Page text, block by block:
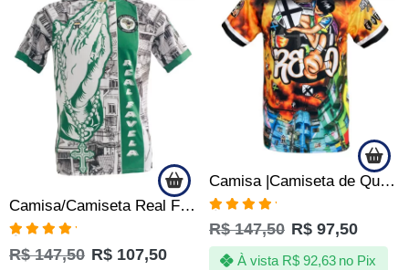
Camisa/Camiseta Real Favela – Comunidade – Periferia
Avaliação
5.00de 5
R$147,50 R$ 107,50
Camisa |Camiseta de Quebrada Pipa Pipeiros Papagaio Arraia Cafifa
Avaliação
5.00de 5
R$147,50 R$ 97,50
À vista R$92,63 no Pix